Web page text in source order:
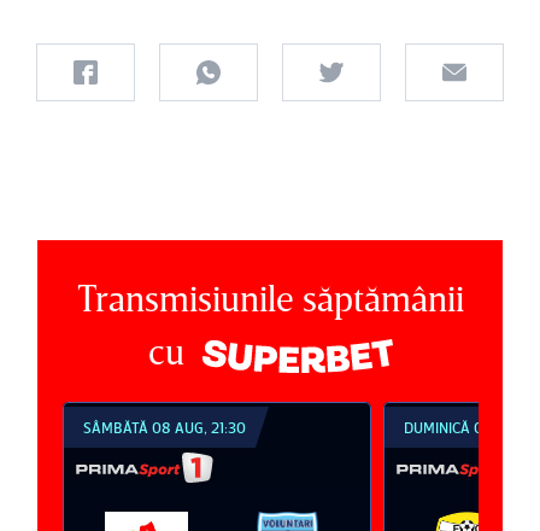
Transmisiunile săptămânii
cu
DUMINICĂ 09 AUG, 18:30 DUMINICĂ 09 AUG,